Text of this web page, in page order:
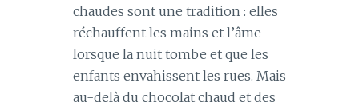
chaudes sont une tradition : elles
réchauffent les mains et l’âme
lorsque la nuit tombe et que les
enfants envahissent les rues. Mais
au-delà du chocolat chaud et des